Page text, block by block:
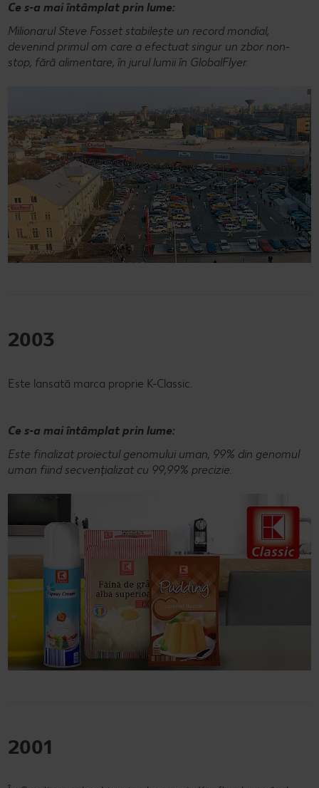
Ce s-a mai întâmplat prin lume:
Milionarul Steve Fosset stabilește un record mondial,
devenind primul om care a efectuat singur un zbor non-
stop, fără alimentare, în jurul lumii în GlobalFlyer.
2003
Este lansată marca proprie K-Classic.
Ce s-a mai întâmplat prin lume:
Este finalizat proiectul genomului uman, 99% din genomul
uman fiind secvențializat cu 99,99% precizie.
2001